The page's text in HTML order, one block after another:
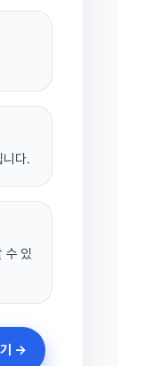
다.
수 있
기 →